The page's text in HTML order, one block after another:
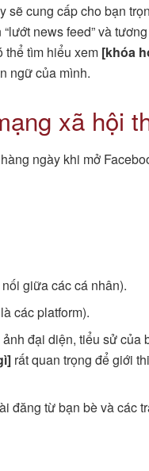
sẽ cung cấp cho bạn
news feed” và
thể tìm hiểu xem [khóa
ngữ của mình.
xã hội
ngày khi mở
giữa các cá nhân).
các platform).
đại diện, tiểu sử của
rất quan trọng để giới
đăng từ bạn bè và các